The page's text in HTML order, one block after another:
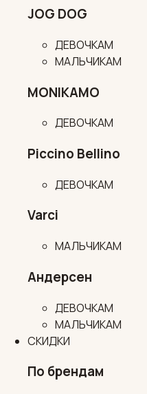
JOG DOG
ДЕВОЧКАМ
МАЛЬЧИКАМ
MONIKAMO
ДЕВОЧКАМ
Piccino Bellino
ДЕВОЧКАМ
Varci
МАЛЬЧИКАМ
Андерсен
ДЕВОЧКАМ
МАЛЬЧИКАМ
СКИДКИ
По брендам